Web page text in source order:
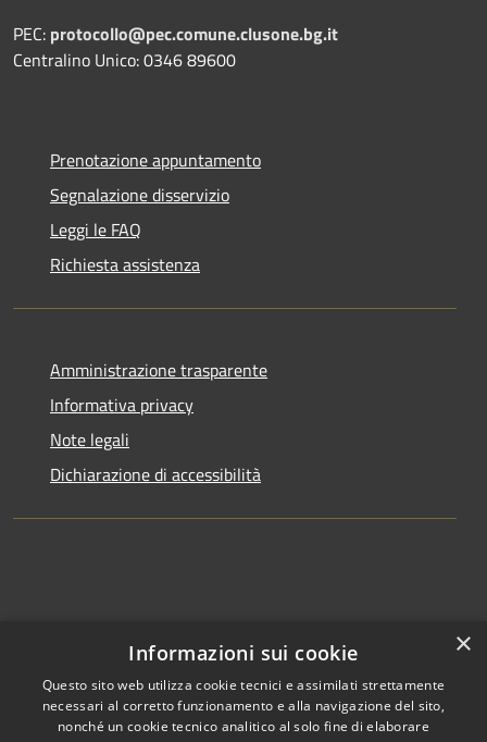
PEC: protocollo@pec.comune.clusone.bg.it
Centralino Unico: 0346 89600
Prenotazione appuntamento
Segnalazione disservizio
Leggi le FAQ
Richiesta assistenza
Amministrazione trasparente
Informativa privacy
Note legali
Dichiarazione di accessibilità
×
Informazioni sui cookie
Questo sito web utilizza cookie tecnici e assimilati strettamente
necessari al corretto funzionamento e alla navigazione del sito,
nonché un cookie tecnico analitico al solo fine di elaborare